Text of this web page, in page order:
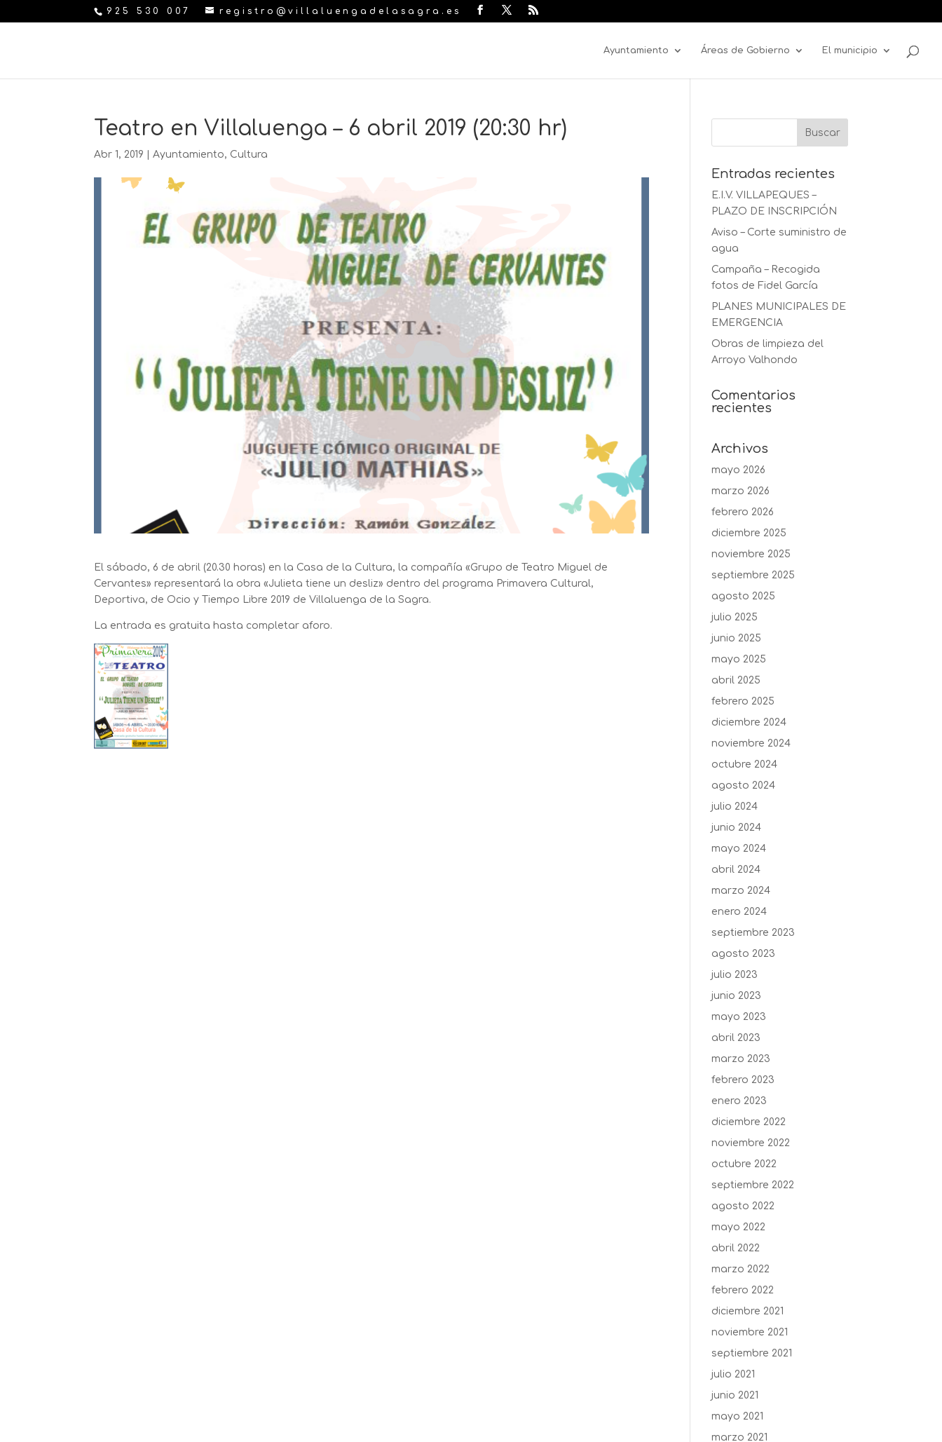
925 530 007 registro@villaluengadelasagra.es
Ayuntamiento Áreas de Gobierno El municipio
Teatro en Villaluenga – 6 abril 2019 (20:30 hr)
Abr 1, 2019 |Ayuntamiento, Cultura
El sábado, 6 de abril (20.30 horas) en la Casa de la Cultura, la compañía «Grupo de Teatro Miguel de
Cervantes» representará la obra «Julieta tiene un desliz» dentro del programa Primavera Cultural,
Deportiva, de Ocio y Tiempo Libre 2019 de Villaluenga de la Sagra.
La entrada es gratuita hasta completar aforo.
Entradas recientes
E.I.V. VILLAPEQUES –
PLAZO DE INSCRIPCIÓN
Aviso – Corte suministro de
agua
Campaña – Recogida
fotos de Fidel García
PLANES MUNICIPALES DE
EMERGENCIA
Obras de limpieza del
Arroyo Valhondo
Comentarios
recientes
Archivos
mayo 2026
marzo 2026
febrero 2026
diciembre 2025
noviembre 2025
septiembre 2025
agosto 2025
julio 2025
junio 2025
mayo 2025
abril 2025
febrero 2025
diciembre 2024
noviembre 2024
octubre 2024
agosto 2024
julio 2024
junio 2024
mayo 2024
abril 2024
marzo 2024
enero 2024
septiembre 2023
agosto 2023
julio 2023
junio 2023
mayo 2023
abril 2023
marzo 2023
febrero 2023
enero 2023
diciembre 2022
noviembre 2022
octubre 2022
septiembre 2022
agosto 2022
mayo 2022
abril 2022
marzo 2022
febrero 2022
diciembre 2021
noviembre 2021
septiembre 2021
julio 2021
junio 2021
mayo 2021
marzo 2021